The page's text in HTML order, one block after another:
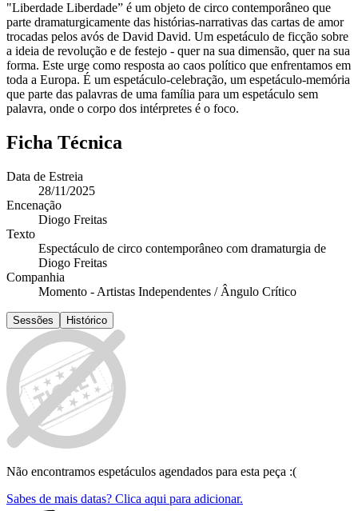
"Liberdade Liberdade” é um objeto de circo contemporâneo que
parte dramaturgicamente das histórias-narrativas das cartas de amor
trocadas pelos avós de David David. Um espetáculo de ficção sobre
a ideia de revolução e de festejo - quer na sua dimensão, quer na sua
forma. Este urge como resposta ao caos político que enfrentamos em
toda a Europa. É um espetáculo-celebração, um espetáculo-memória
que parte das palavras de uma família para um espetáculo sem
palavra, onde o corpo dos intérpretes é o foco.
Ficha Técnica
Data de Estreia
28/11/2025
Encenação
Diogo Freitas
Texto
Espectáculo de circo contemporâneo com dramaturgia de
Diogo Freitas
Companhia
Momento - Artistas Independentes / Ângulo Crítico
Sessões Histórico
Não encontramos espetáculos agendados para esta peça :(
Sabes de mais datas? Clica aqui para adicionar.